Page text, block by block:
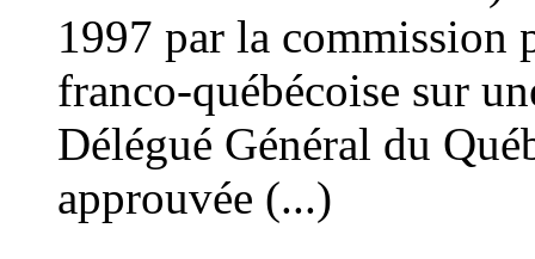
1997 par la commission
franco-québécoise sur
Délégué Général du
approuvée (...)